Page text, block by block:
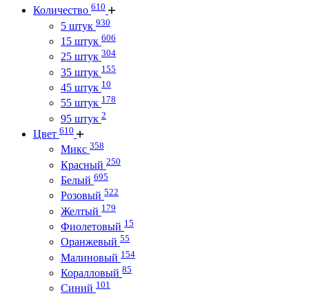
Количество 610
5 штук 930
15 штук 606
25 штук 304
35 штук 155
45 штук 10
55 штук 178
95 штук 2
Цвет 610
Микс 358
Красный 250
Белый 695
Розовый 522
Желтый 179
Фиолетовый 15
Оранжевый 55
Малиновый 154
Коралловый 85
Синий 101